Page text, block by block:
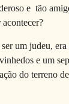
e tão
um judeu,
e um
do terreno